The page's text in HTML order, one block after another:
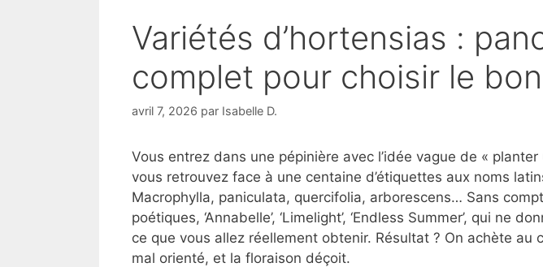
Variétés d’hortensias :
complet pour choisir le
avril 7, 2026 par Isabelle D.
Vous entrez dans une pépinière avec l’idée vague de «
vous retrouvez face à une centaine d’étiquettes aux noms
Macrophylla, paniculata, quercifolia, arborescens… Sans
poétiques, ‘Annabelle’, ‘Limelight’, ‘Endless Summer’, qui ne
ce que vous allez réellement obtenir. Résultat ? On achète au
mal orienté, et la floraison déçoit.